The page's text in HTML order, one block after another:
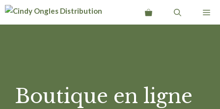
Aller
Boutique en ligne